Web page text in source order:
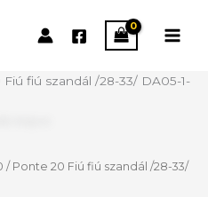
fiú szandál /28-33/ DA05-1-
/ Ponte 20 Fiú fiú szandál /28-33/